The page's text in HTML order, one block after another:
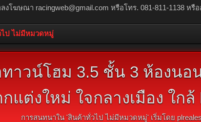
งโฆษณา racingweb@gmail.com หรือโทร. 081-811-1138 หรื
ป ไม่มีหมวดหมู่
าวน์โฮม 3.5 ชั้น 3 ห้องนอ
แต่งใหม่ ใจกลางเมือง ใก
การสนทนาใน 'สินค้าทั่วไป ไม่มีหมวดหมู่' เริ่มโดย